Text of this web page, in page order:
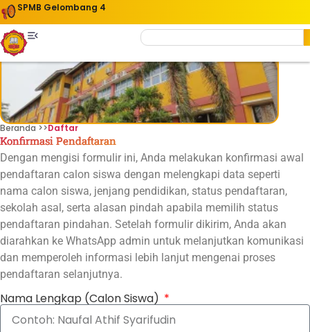
SPMB Gelombang 4
"SEKOLAH NASIONAL BERKARAKTER KEBANGSAAN"
Beranda >>Daftar
Konfirmasi Pendaftaran
Dengan mengisi formulir ini, Anda melakukan konfirmasi awal
pendaftaran calon siswa dengan melengkapi data seperti
nama calon siswa, jenjang pendidikan, status pendaftaran,
sekolah asal, serta alasan pindah apabila memilih status
pendaftaran pindahan. Setelah formulir dikirim, Anda akan
diarahkan ke WhatsApp admin untuk melanjutkan komunikasi
dan memperoleh informasi lebih lanjut mengenai proses
pendaftaran selanjutnya.
Nama Lengkap (Calon Siswa)